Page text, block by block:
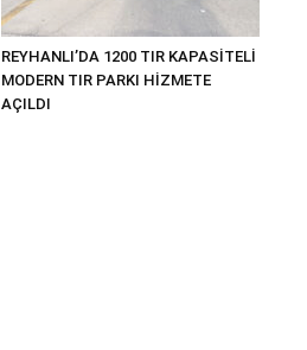
REYHANLI’DA 1200 TIR KAPASİTELİ
MODERN TIR PARKI HİZMETE
AÇILDI